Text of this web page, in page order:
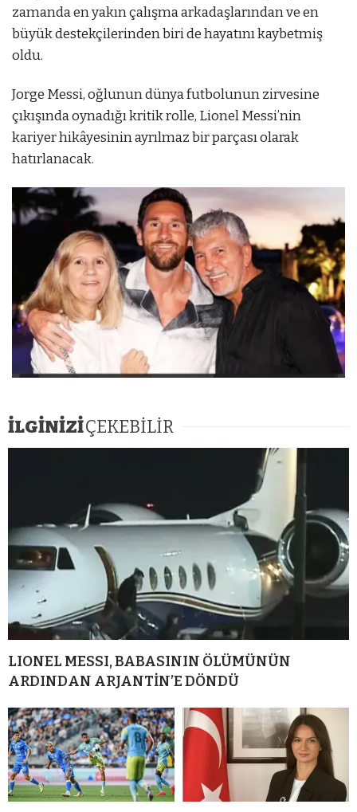
zamanda en yakın çalışma arkadaşlarından ve en
büyük destekçilerinden biri de hayatını kaybetmiş
oldu.
Jorge Messi, oğlunun dünya futbolunun zirvesine
çıkışında oynadığı kritik rolle, Lionel Messi’nin
kariyer hikâyesinin ayrılmaz bir parçası olarak
hatırlanacak.
İLGİNİZİÇEKEBİLİR
LIONEL MESSI, BABASININ ÖLÜMÜNÜN
ARDINDAN ARJANTİN’E DÖNDÜ